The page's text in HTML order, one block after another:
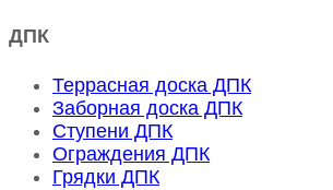
ДПК
Террасная доска ДПК
Заборная доска ДПК
Ступени ДПК
Ограждения ДПК
Грядки ДПК